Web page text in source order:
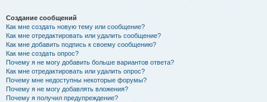
Создание сообщений
Как мне создать новую тему или сообщение?
Как мне отредактировать или удалить сообщение?
Как мне добавить подпись к своему сообщению?
Как мне создать опрос?
Почему я не могу добавить больше вариантов ответа?
Как мне отредактировать или удалить опрос?
Почему мне недоступны некоторые форумы?
Почему я не могу добавлять вложения?
Почему я получил предупреждение?